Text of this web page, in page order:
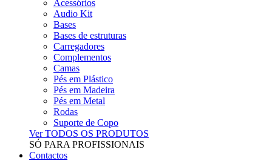
Acessórios
Audio Kit
Bases
Bases de estruturas
Carregadores
Complementos
Camas
Pés em Plástico
Pés em Madeira
Pés em Metal
Rodas
Suporte de Copo
Ver TODOS OS PRODUTOS
SÓ PARA PROFISSIONAIS
Contactos